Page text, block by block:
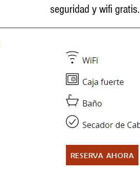
seguridad y wifi gratis.
RESERVA AHORA